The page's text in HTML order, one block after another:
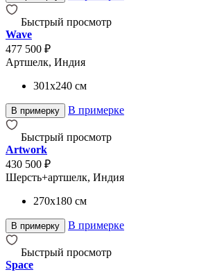
Быстрый просмотр
Wave
477 500 ₽
Артшелк, Индия
301x240 см
В примерку В примерке
Быстрый просмотр
Artwork
430 500 ₽
Шерсть+артшелк, Индия
270x180 см
В примерку В примерке
Быстрый просмотр
Space